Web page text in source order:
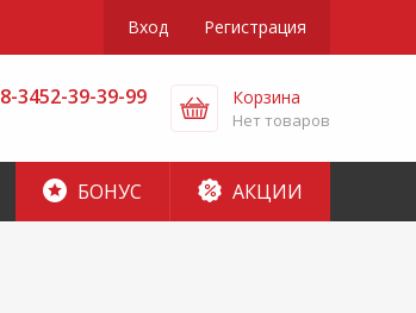
Вход Регистрация
8-3452-39-39-99 Корзина
Нет товаров
БОНУС АКЦИИ